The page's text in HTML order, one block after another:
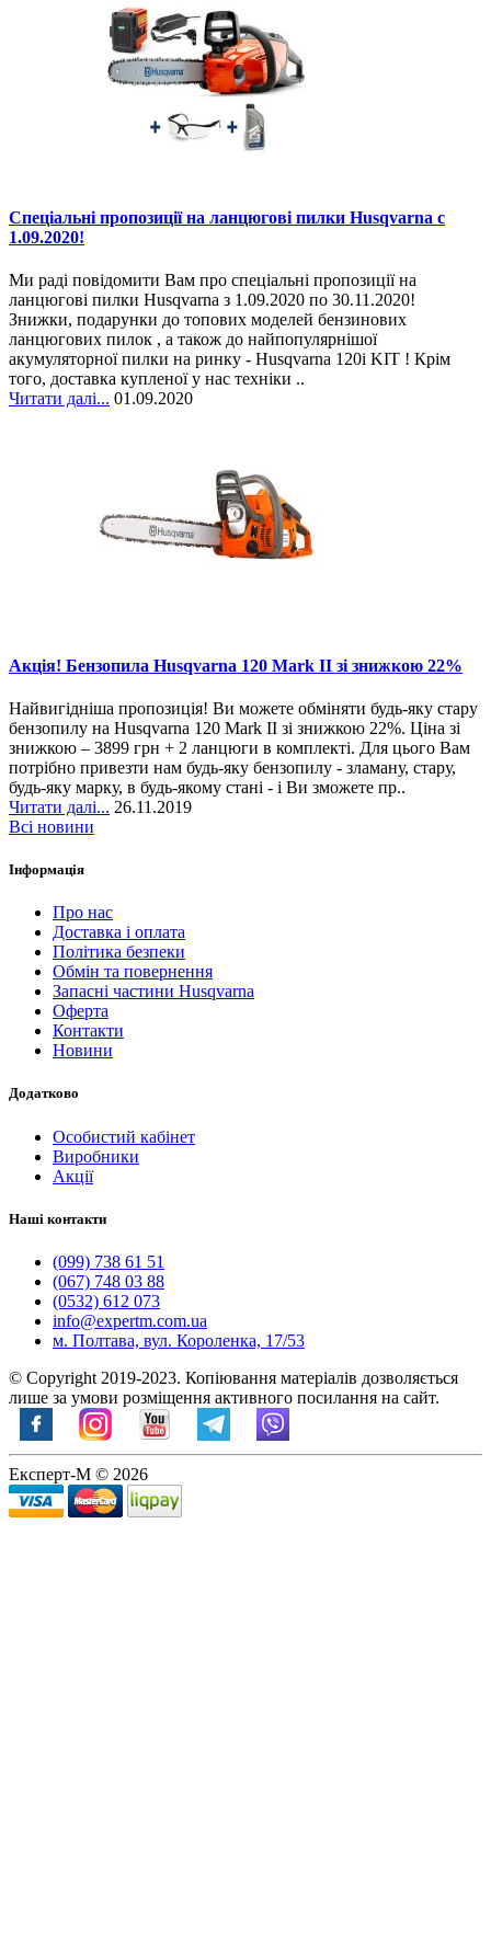
Спеціальні пропозиції на ланцюгові пилки Husqvarna c
1.09.2020!
Ми раді повідомити Вам про спеціальні пропозиції на
ланцюгові пилки Husqvarna з 1.09.2020 по 30.11.2020!
Знижки, подарунки до топових моделей бензинових
ланцюгових пилок , а також до найпопулярнішої
акумуляторної пилки на ринку - Husqvarna 120i KIT ! Крім
того, доставка купленої у нас техніки ..
Читати далі... 01.09.2020
Акція! Бензопила Husqvarna 120 Mark II зі знижкою 22%
Найвигідніша пропозиція! Ви можете обміняти будь-яку стару
бензопилу на Husqvarna 120 Mark II зі знижкою 22%. Ціна зі
знижкою – 3899 грн + 2 ланцюги в комплекті. Для цього Вам
потрібно привезти нам будь-яку бензопилу - зламану, стару,
будь-яку марку, в будь-якому стані - і Ви зможете пр..
Читати далі... 26.11.2019
Всі новини
Інформація
Про нас
Доставка і оплата
Політика безпеки
Обмін та повернення
Запасні частини Husqvarna
Оферта
Контакти
Новини
Додатково
Особистий кабінет
Виробники
Акції
Наші контакти
(099) 738 61 51
(067) 748 03 88
(0532) 612 073
info@expertm.com.ua
м. Полтава, вул. Короленка, 17/53
© Copyright 2019-2023. Копіювання матеріалів дозволяється
лише за умови розміщення активного посилання на сайт.
Експерт-М © 2026